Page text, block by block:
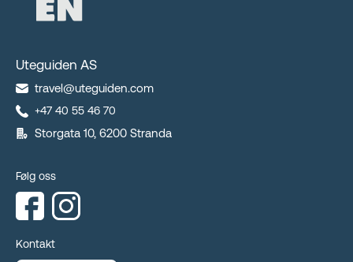
Uteguiden AS
travel@uteguiden.com
+47 40 55 46 70
Storgata 10, 6200 Stranda
Følg oss
Kontakt